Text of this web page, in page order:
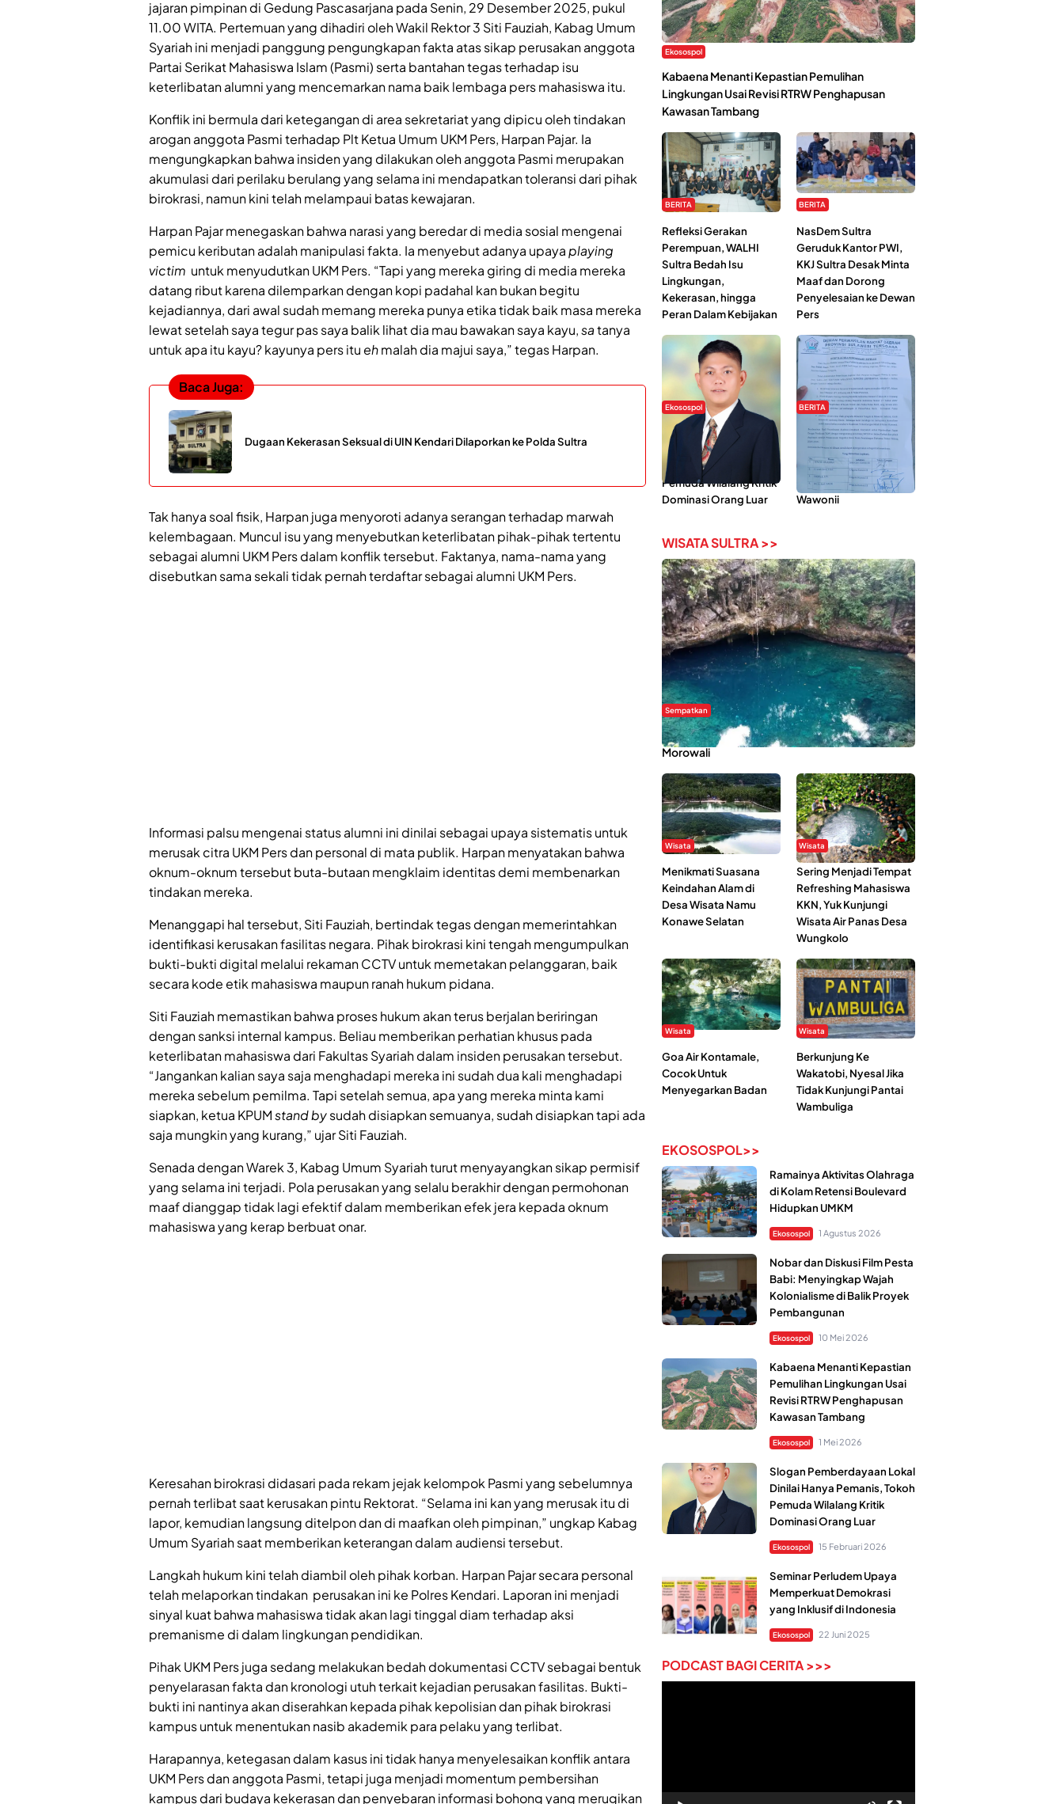
jajaran pimpinan di Gedung Pascasarjana pada Senin, 29 Desember 2025, pukul
11.00 WITA. Pertemuan yang dihadiri oleh Wakil Rektor 3 Siti Fauziah, Kabag Umum
Syariah ini menjadi panggung pengungkapan fakta atas sikap perusakan anggota
Partai Serikat Mahasiswa Islam (Pasmi) serta bantahan tegas terhadap isu
keterlibatan alumni yang mencemarkan nama baik lembaga pers mahasiswa itu.
Konflik ini bermula dari ketegangan di area sekretariat yang dipicu oleh tindakan
arogan anggota Pasmi terhadap Plt Ketua Umum UKM Pers, Harpan Pajar. Ia
mengungkapkan bahwa insiden yang dilakukan oleh anggota Pasmi merupakan
akumulasi dari perilaku berulang yang selama ini mendapatkan toleransi dari pihak
birokrasi, namun kini telah melampaui batas kewajaran.
Harpan Pajar menegaskan bahwa narasi yang beredar di media sosial mengenai
pemicu keributan adalah manipulasi fakta. Ia menyebut adanya upayaplaying
victim untuk menyudutkan UKM Pers. “Tapi yang mereka giring di media mereka
datang ribut karena dilemparkan dengan kopi padahal kan bukan begitu
kejadiannya, dari awal sudah memang mereka punya etika tidak baik masa mereka
lewat setelah saya tegur pas saya balik lihat dia mau bawakan saya kayu,satanya
untuk apa itu kayu? kayunya pers itu ehmalah dia majui saya,” tegas Harpan.
Baca Juga:
Dugaan Kekerasan Seksual di UIN Kendari Dilaporkan ke Polda Sultra
Tak hanya soal fisik, Harpan juga menyoroti adanya serangan terhadap marwah
kelembagaan. Muncul isu yang menyebutkan keterlibatan pihak-pihak tertentu
sebagai alumni UKM Pers dalam konflik tersebut. Faktanya, nama-nama yang
disebutkan sama sekali tidak pernah terdaftar sebagai alumni UKM Pers.
Informasi palsu mengenai status alumni ini dinilai sebagai upaya sistematis untuk
merusak citra UKM Pers dan personal di mata publik. Harpan menyatakan bahwa
oknum-oknum tersebut buta-butaan mengklaim identitas demi membenarkan
tindakan mereka.
Menanggapi hal tersebut, Siti Fauziah, bertindak tegas dengan memerintahkan
identifikasi kerusakan fasilitas negara. Pihak birokrasi kini tengah mengumpulkan
bukti-bukti digital melalui rekaman CCTV untuk memetakan pelanggaran, baik
secara kode etik mahasiswa maupun ranah hukum pidana.
Siti Fauziah memastikan bahwa proses hukum akan terus berjalan beriringan
dengan sanksi internal kampus. Beliau memberikan perhatian khusus pada
keterlibatan mahasiswa dari Fakultas Syariah dalam insiden perusakan tersebut.
“Jangankan kalian saya saja menghadapi mereka ini sudah dua kali menghadapi
mereka sebelum pemilma. Tapi setelah semua, apa yang mereka minta kami
siapkan, ketua KPUMstand bysudah disiapkan semuanya, sudah disiapkan tapi ada
saja mungkin yang kurang,” ujar Siti Fauziah.
Senada dengan Warek 3, Kabag Umum Syariah turut menyayangkan sikap permisif
yang selama ini terjadi. Pola perusakan yang selalu berakhir dengan permohonan
maaf dianggap tidak lagi efektif dalam memberikan efek jera kepada oknum
mahasiswa yang kerap berbuat onar.
Keresahan birokrasi didasari pada rekam jejak kelompok Pasmi yang sebelumnya
pernah terlibat saat kerusakan pintu Rektorat. “Selama ini kan yang merusak itu di
lapor, kemudian langsung ditelpon dan di maafkan oleh pimpinan,” ungkap Kabag
Umum Syariah saat memberikan keterangan dalam audiensi tersebut.
Langkah hukum kini telah diambil oleh pihak korban. Harpan Pajar secara personal
telah melaporkan tindakan perusakan ini ke Polres Kendari. Laporan ini menjadi
sinyal kuat bahwa mahasiswa tidak akan lagi tinggal diam terhadap aksi
premanisme di dalam lingkungan pendidikan.
Pihak UKM Pers juga sedang melakukan bedah dokumentasi CCTV sebagai bentuk
penyelarasan fakta dan kronologi utuh terkait kejadian perusakan fasilitas. Bukti-
bukti ini nantinya akan diserahkan kepada pihak kepolisian dan pihak birokrasi
kampus untuk menentukan nasib akademik para pelaku yang terlibat.
Harapannya, ketegasan dalam kasus ini tidak hanya menyelesaikan konflik antara
UKM Pers dan anggota Pasmi, tetapi juga menjadi momentum pembersihan
kampus dari budaya kekerasan dan penyebaran informasi bohong yang merugikan
Ekosospol
Kabaena Menanti Kepastian Pemulihan
Lingkungan Usai Revisi RTRW Penghapusan
Kawasan Tambang
BERITA
Refleksi Gerakan
Perempuan, WALHI
Sultra Bedah Isu
Lingkungan,
Kekerasan, hingga
Peran Dalam Kebijakan
BERITA
NasDem Sultra
Geruduk Kantor PWI,
KKJ Sultra Desak Minta
Maaf dan Dorong
Penyelesaian ke Dewan
Pers
Ekosospol
Slogan Pemberdayaan
Lokal Dinilai Hanya
Pemanis, Tokoh
Pemuda Wilalang Kritik
Dominasi Orang Luar
BERITA
Hipmawani Bersama
DPRD Sultra Sepakati
RDP Perihal IUP
Pertambangan di Pulau
Wawonii
WISATA SULTRA >>
Sempatkan
Danau Rebi-Rebi, Pesona Alam Tersembunyi di
Morowali
Wisata
Menikmati Suasana
Keindahan Alam di
Desa Wisata Namu
Konawe Selatan
Wisata
Sering Menjadi Tempat
Refreshing Mahasiswa
KKN, Yuk Kunjungi
Wisata Air Panas Desa
Wungkolo
Wisata
Goa Air Kontamale,
Cocok Untuk
Menyegarkan Badan
Wisata
Berkunjung Ke
Wakatobi, Nyesal Jika
Tidak Kunjungi Pantai
Wambuliga
EKOSOSPOL>>
Ramainya Aktivitas Olahraga
di Kolam Retensi Boulevard
Hidupkan UMKM
Ekosospol 1 Agustus 2026
Nobar dan Diskusi Film Pesta
Babi: Menyingkap Wajah
Kolonialisme di Balik Proyek
Pembangunan
Ekosospol 10 Mei 2026
Kabaena Menanti Kepastian
Pemulihan Lingkungan Usai
Revisi RTRW Penghapusan
Kawasan Tambang
Ekosospol 1 Mei 2026
Slogan Pemberdayaan Lokal
Dinilai Hanya Pemanis, Tokoh
Pemuda Wilalang Kritik
Dominasi Orang Luar
Ekosospol 15 Februari 2026
Seminar Perludem Upaya
Memperkuat Demokrasi
yang Inklusif di Indonesia
Ekosospol 22 Juni 2025
PODCAST BAGI CERITA >>>